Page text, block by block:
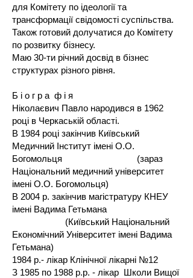
для Комітету по ідеології та
трансформації свідомості суспільства.
Також готовий долучатися до Комітету
по розвитку бізнесу.
Маю 30-ти річний досвід в бізнес
структурах різного рівня.
Б і о г р а ф і я
Ніколаєвич Павло народився в 1962
році в Черкаській області.
В 1984 році закінчив Київський
Медичний Інститут імені О.О.
Богомольця (зараз
Національний медичний університет
імені О.О. Богомольця)
В 2004 р. закінчив магістратуру КНЕУ
імені Вадима Гетьмана
(Київський Національний
Економічний Університет імені Вадима
Гетьмана)
1984 р.- лікар Клінічної лікарні №12
З 1985 по 1988 р.р. - лікар Школи Вищої